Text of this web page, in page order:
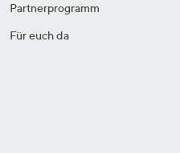
Partnerprogramm
Für euch da